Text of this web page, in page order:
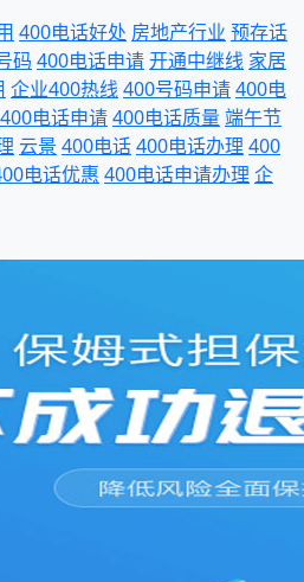
400电话好处 房地产行业 预存话
码 400电话申请开通中继线 家居
企业400热线400号码申请400电
电话申请400电话质量端午节
云景 400电话400电话办理 400
电话优惠 400电话申请办理 企